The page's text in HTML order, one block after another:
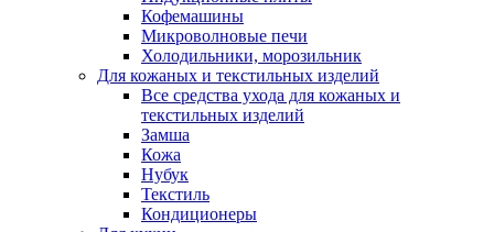
Кофемашины
Микроволновые печи
Холодильники, морозильник
Для кожаных и текстильных изделий
Все средства ухода для кожаных и
текстильных изделий
Замша
Кожа
Нубук
Текстиль
Кондиционеры